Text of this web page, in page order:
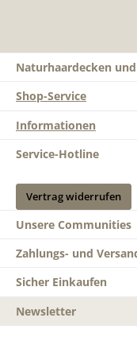
Naturhaardecken
Shop-Service
Informationen
Service-Hotline
Vertrag widerrufen
Unsere Communities
Zahlungs- und
Sicher Einkaufen
Newsletter